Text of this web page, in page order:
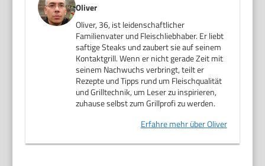
Oliver
Oliver, 36, ist leidenschaftlicher
Familienvater und Fleischliebhaber. Er liebt
saftige Steaks und zaubert sie auf seinem
Kontaktgrill. Wenn er nicht gerade Zeit mit
seinem Nachwuchs verbringt, teilt er
Rezepte und Tipps rund um Fleischqualität
und Grilltechnik, um Leser zu inspirieren,
zuhause selbst zum Grillprofi zu werden.
Erfahre mehr über Oliver